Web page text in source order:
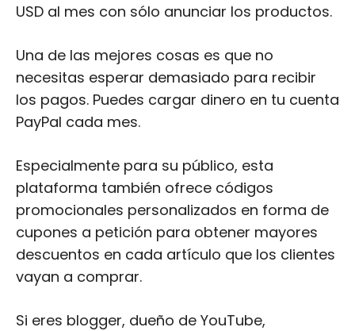
USD al mes con sólo anunciar los productos.
Una de las mejores cosas es que no
necesitas esperar demasiado para recibir
los pagos. Puedes cargar dinero en tu cuenta
PayPal cada mes.
Especialmente para su público, esta
plataforma también ofrece códigos
promocionales personalizados en forma de
cupones a petición para obtener mayores
descuentos en cada artículo que los clientes
vayan a comprar.
Si eres blogger, dueño de YouTube,